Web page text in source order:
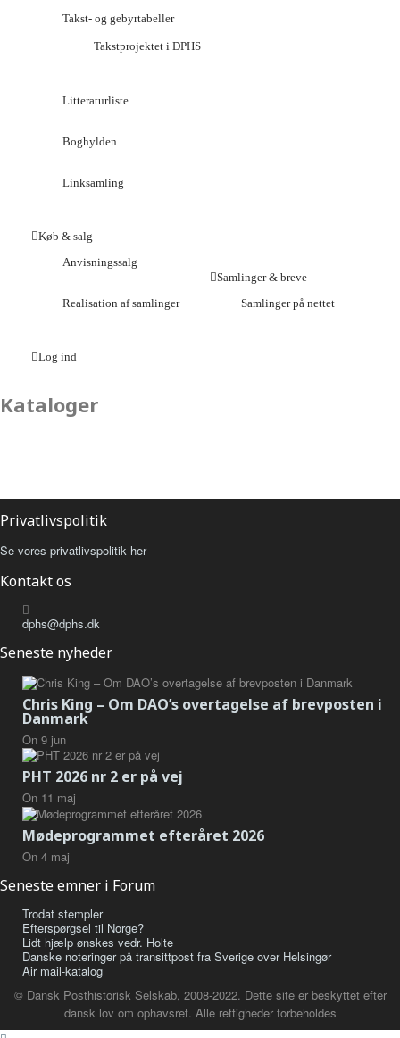
Takst- og gebyrtabeller
Takstprojektet i DPHS
Litteraturliste
Boghylden
Linksamling
Køb & salg
Anvisningssalg
Realisation af samlinger
Samlinger & breve
Samlinger på nettet
Log ind
Kataloger
Privatlivspolitik
Se vores privatlivspolitik her
Kontakt os
dphs@dphs.dk
Seneste nyheder
Chris King – Om DAO’s overtagelse af brevposten i
Danmark
On 9 jun
PHT 2026 nr 2 er på vej
On 11 maj
Mødeprogrammet efteråret 2026
On 4 maj
Seneste emner i Forum
Trodat stempler
Efterspørgsel til Norge?
Lidt hjælp ønskes vedr. Holte
Danske noteringer på transittpost fra Sverige over Helsingør
Air mail-katalog
© Dansk Posthistorisk Selskab, 2008-2022. Dette site er beskyttet efter
dansk lov om ophavsret. Alle rettigheder forbeholdes